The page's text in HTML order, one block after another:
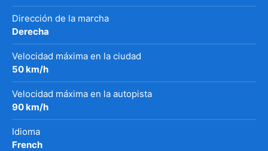
Dirección de la marcha
Derecha
Velocidad máxima en la ciudad
50 km/h
Velocidad máxima en la autopista
90 km/h
Idioma
French